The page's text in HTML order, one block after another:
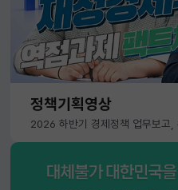
정책기획영상
2026 하반기 경제정책 업무보고,